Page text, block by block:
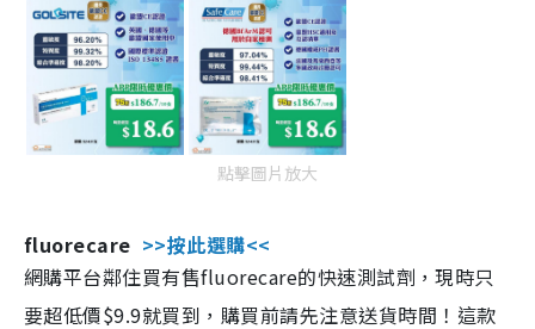
點擊圖片放大
fluorecare >>按此選購<<
網購平台鄰住買有售fluorecare的快速測試劑，現時只
要超低價$9.9就買到，購買前請先注意送貨時間！這款